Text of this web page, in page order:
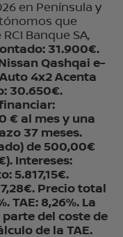
en Península y
que
Banque SA,
31.900€.
Qashqai e-
Auto 4x2 Acenta
30.650€.
€ al mes y una
37 meses.
de 500,00€
Intereses:
5.817,15€.
Precio total
TAE: 8,26%. La
del coste de
de la TAE.